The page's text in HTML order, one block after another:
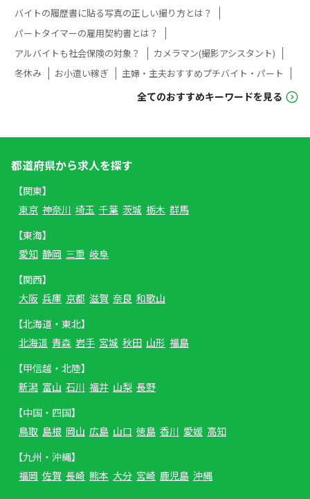
バイトの履歴書に貼る写真の正しい撮り方とは？
パートタイマーの雇用契約書とは？
アルバイトも社会保険の対象？
カメラマン(撮影アシスタント)
冬休み
お小遣い稼ぎ 主婦・主夫おすすめプチバイト・パート
全てのおすすめキーワードを見る
都道府県から求人を探す
【関東】
東京 神奈川 埼玉 千葉 茨城 栃木 群馬
【東海】
愛知 静岡 三重 岐阜
【関西】
大阪 兵庫 京都 滋賀 奈良 和歌山
【北海道・東北】
北海道 青森 岩手 宮城 秋田 山形 福島
【甲信越・北陸】
新潟 富山 石川 福井 山梨 長野
【中国・四国】
鳥取 島根 岡山 広島 山口 徳島 香川 愛媛 高知
【九州・沖縄】
福岡 佐賀 長崎 熊本 大分 宮崎 鹿児島 沖縄